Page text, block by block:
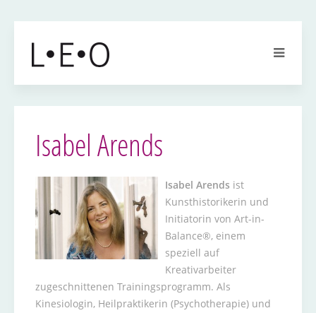
Isabel Arends
Isabel Arends ist
Kunsthistorikerin und
Initiatorin von Art-in-
Balance®, einem
speziell auf
Kreativarbeiter
zugeschnittenen Trainingsprogramm. Als
Kinesiologin, Heilpraktikerin (Psychotherapie) und